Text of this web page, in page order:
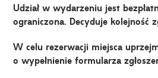
Udział w wydarzeniu jest
ograniczona. Decyduje kolejność
W celu rezerwacji miejsca
o wypełnienie formularza